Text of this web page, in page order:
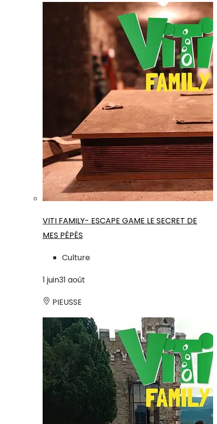
VITI FAMILY- ESCAPE GAME LE SECRET DE
MES PÉPÉS
Culture
1 juin31 août
PIEUSSE